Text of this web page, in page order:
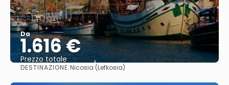
Da
1.616 €
Prezzo totale
Vedere
DESTINAZIONE:Nicosia (Lefkosia)